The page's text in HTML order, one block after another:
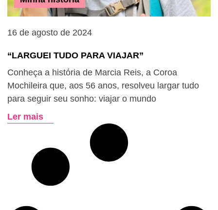
16 de agosto de 2024
“LARGUEI TUDO PARA VIAJAR”
Conheça a história de Marcia Reis, a Coroa
Mochileira que, aos 56 anos, resolveu largar tudo
para seguir seu sonho: viajar o mundo
Ler mais